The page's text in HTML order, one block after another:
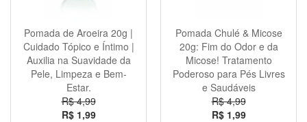
Pomada de Aroeira 20g |
Cuidado Tópico e Íntimo |
Auxilia na Suavidade da
Pele, Limpeza e Bem-
Estar.
R$ 4,99
R$ 1,99
Pomada Chulé & Micose
20g: Fim do Odor e da
Micose! Tratamento
Poderoso para Pés Livres
e Saudáveis
R$ 4,99
R$ 1,99